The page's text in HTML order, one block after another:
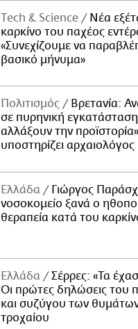
Τech & Science
Νέα
καρκίνο του παχέος
«Συνεχίζουμε να
βασικό μήνυμα»
Πολιτισμός
Βρετανία:
σε πυρηνική
αλλάξουν την
υποστηρίζει αρχαιολόγος
Ελλάδα
Γιώργος
νοσοκομείο ξανά ο
θεραπεία κατά του
Ελλάδα
Σέρρες: «Τα
Οι πρώτες δηλώσεις του
και συζύγου των
τροχαίου